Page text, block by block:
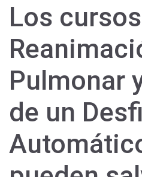
Los
Pulmonar
de un